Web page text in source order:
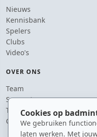
Cookies op
We gebruiken
laten werken. Met
Nieuws
Kennisbank
Spelers
Clubs
Video's
OVER ONS
Team
Supporters
Tip de redactie
Contact